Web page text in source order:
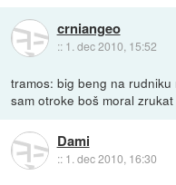
crniangeo
:: 1. dec 2010, 15:52
tramos: big beng na
sam otroke boš moral
Dami
:: 1. dec 2010, 16:30